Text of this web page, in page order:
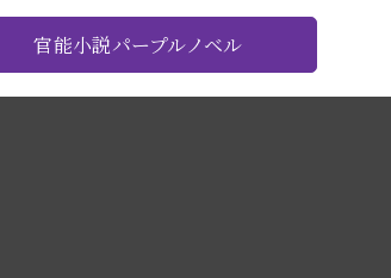
官能小説パープルノベル